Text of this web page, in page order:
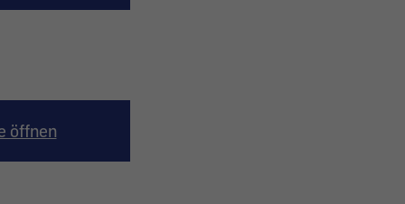
öffnen